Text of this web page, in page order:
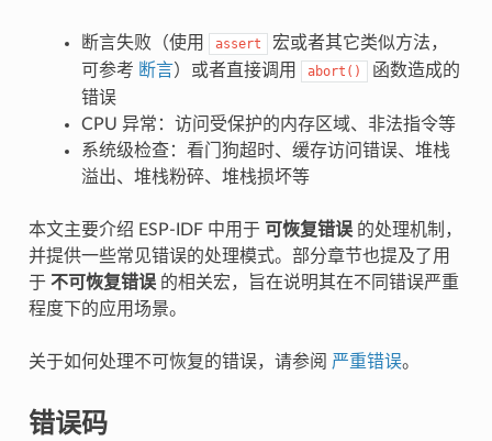
断言失败（使用 assert
宏或者其它类似方法，
可参考 断言）或者直接调用 abort()
函数造成的
错误
CPU 异常：访问受保护的内存区域、非法指令等
系统级检查：看门狗超时、缓存访问错误、堆栈
溢出、堆栈粉碎、堆栈损坏等
本文主要介绍 ESP-IDF 中用于 可恢复错误的处理机制，
并提供一些常见错误的处理模式。部分章节也提及了用
于 不可恢复错误的相关宏，旨在说明其在不同错误严重
程度下的应用场景。
关于如何处理不可恢复的错误，请参阅 严重错误。
错误码